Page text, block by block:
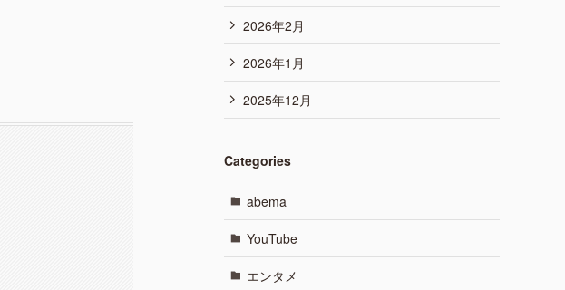
2026年2月
2026年1月
2025年12月
Categories
abema
YouTube
エンタメ